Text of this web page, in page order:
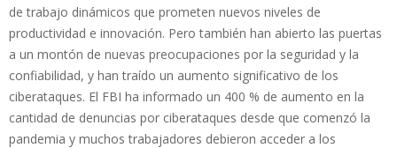
de trabajo dinámicos que prometen nuevos niveles de
productividad e innovación. Pero también han abierto las puertas
a un montón de nuevas preocupaciones por la seguridad y la
confiabilidad, y han traído un aumento significativo de los
ciberataques. El FBI ha informado un 400 % de aumento en la
cantidad de denuncias por ciberataques desde que comenzó la
pandemia y muchos trabajadores debieron acceder a los